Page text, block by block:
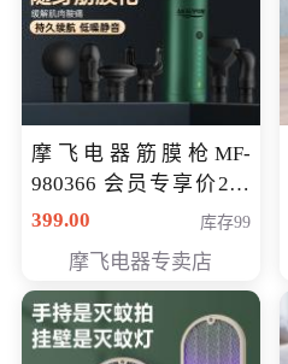
摩飞电器筋膜枪MF-
980366 会员专享价299
元
399.00 库存99
摩飞电器专卖店